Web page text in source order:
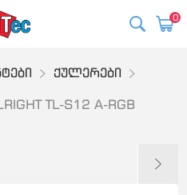
0
ქულერები
TL-S12 A-RGB